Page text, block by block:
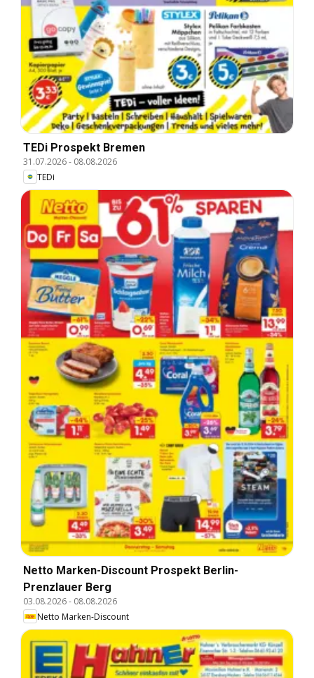
TEDi Prospekt Bremen
31.07.2026- 08.08.2026
TEDi
Netto Marken-Discount Prospekt Berlin-
Prenzlauer Berg
03.08.2026- 08.08.2026
Netto Marken-Discount